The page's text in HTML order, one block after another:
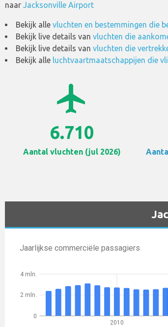
naar Jacksonville Airport
Bekijk alle vluchten en bestemmingen die
Bekijk live details van vluchten die
Bekijk live details van vluchten die
Bekijk alle luchtvaartmaatschappijen die
airplanemode_active
6.710
Aantal vluchten (jul 2026)
Jaarlijkse commerciële passagiers
2010
0
2 mln.
4 mln.